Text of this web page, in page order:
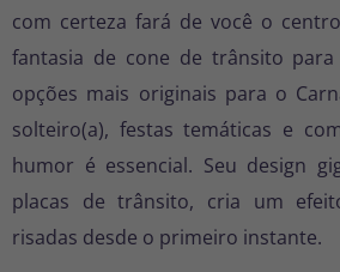
com certeza fará de você o
fantasia de cone de trânsito
opções mais originais para o
solteiro(a), festas temáticas e
humor é essencial. Seu design
placas de trânsito, cria um
risadas desde o primeiro instante.